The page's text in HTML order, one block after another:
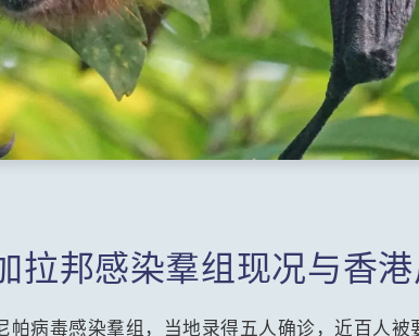
拉邦感染羣组现况与香
病毒感染羣组，当地录得五人确诊，近百人